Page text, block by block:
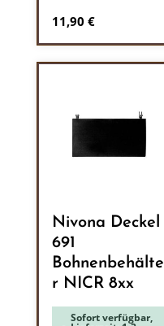
Regulärer Preis:
11,90 €
Nivona Deckel
691
Bohnenbehälte
r NICR 8xx
Sofort verfügbar,